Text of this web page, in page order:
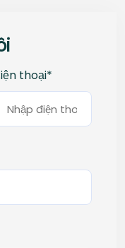
thoại*